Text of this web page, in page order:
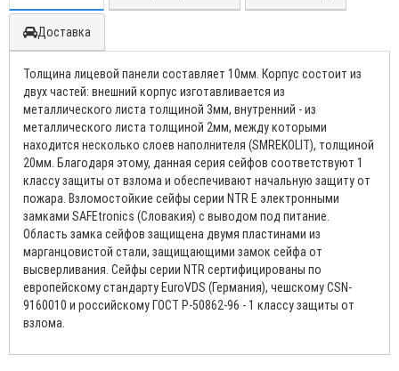
Доставка
Толщина лицевой панели составляет 10мм. Корпус состоит из
двух частей: внешний корпус изготавливается из
металлического листа толщиной 3мм, внутренний - из
металлического листа толщиной 2мм, между которыми
находится несколько слоев наполнителя (SMREKOLIT), толщиной
20мм. Благодаря этому, данная серия сейфов соответствуют 1
классу защиты от взлома и обеспечивают начальную защиту от
пожара. Взломостойкие сейфы серии NTR Е электронными
замками SAFEtronics (Словакия) с выводом под питание.
Область замка сейфов защищена двумя пластинами из
марганцовистой стали, защищающими замок сейфа от
высверливания. Сейфы серии NTR сертифицированы по
европейскому стандарту EuroVDS (Германия), чешскому CSN-
9160010 и российскому ГОСТ Р-50862-96 - 1 классу защиты от
взлома.